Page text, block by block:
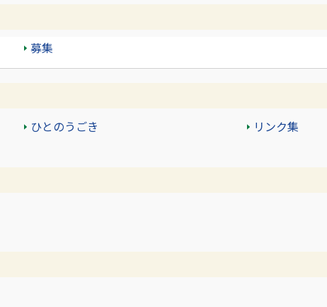
募集
ひとのうごき リンク集